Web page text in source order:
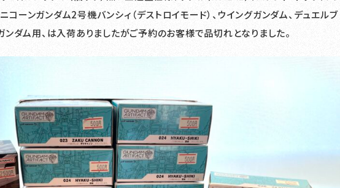
ニコーンガンダム2号機バンシィ（デストロイモード）、ウイングガンダム、デュエルブ
ンダム用、は入荷ありましたがご予約のお客様で品切れとなりました。